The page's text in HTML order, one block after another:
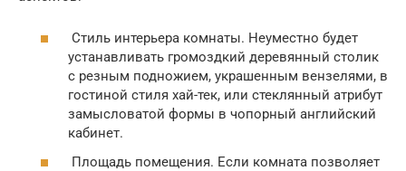
Стиль интерьера комнаты. Неуместно будет
устанавливать громоздкий деревянный столик
с резным подножием, украшенным вензелями, в
гостиной стиля хай-тек, или стеклянный атрибут
замысловатой формы в чопорный английский
кабинет.
Площадь помещения. Если комната позволяет